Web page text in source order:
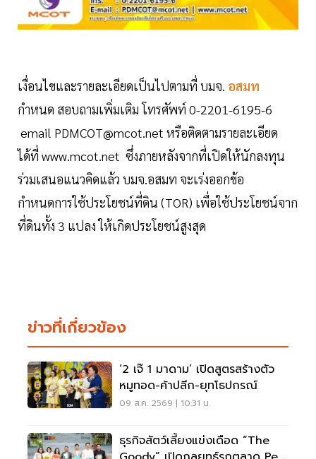
เงื่อนไขและรายละเอียดเป็นไปตามที่ บมจ. อสมท
กำหนด สอบถามเพิ่มเติม โทรศัพท์ 0-2201-6195-6
email PDMCOT@mcot.net หรือติดตามรายละเอียด
ได้ที่ www.mcot.net ซึ่งภายหลังจากที่เปิดให้นักลงทุน
ร่วมเสนอแนวคิดแล้ว บมจ.อสมท จะเร่งออกข้อ
กำหนดการใช้ประโยชน์ที่ดิน (TOR) เพื่อใช้ประโยชน์จาก
ที่ดินทั้ง 3 แปลง ให้เกิดประโยชน์สูงสุด
ข่าวที่เกี่ยวข้อง
‘2 เจ๊ 1 มาดาม’ เปิดสูตรสร้างตัว
หมูทอด-ค้าปลีก-ยุทโธปกรณ์
09 ส.ค. 2569 | 10:31 น.
ธุรกิจสัตว์เลี้ยงแข่งเดือด “The